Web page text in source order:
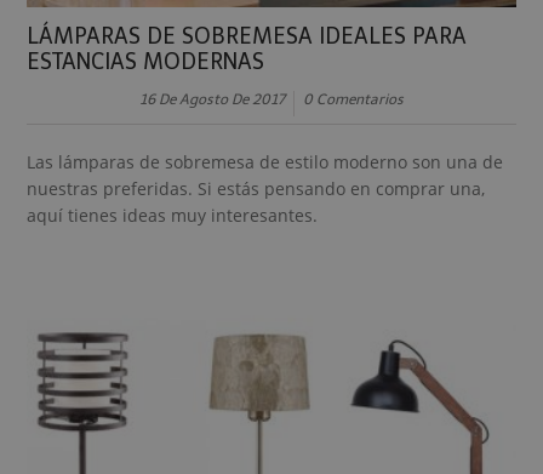
LÁMPARAS DE SOBREMESA IDEALES PARA
ESTANCIAS MODERNAS
16 De Agosto De 2017 0 Comentarios
Las lámparas de sobremesa de estilo moderno son una de
nuestras preferidas. Si estás pensando en comprar una,
aquí tienes ideas muy interesantes.